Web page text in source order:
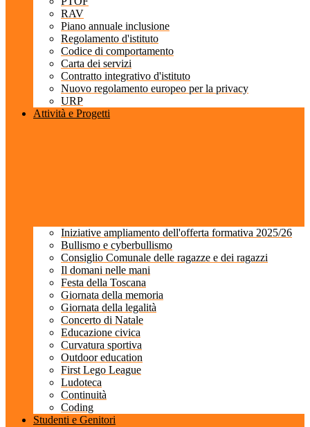
RAV
Piano annuale inclusione
Regolamento d'istituto
Codice di comportamento
Carta dei servizi
Contratto integrativo d'istituto
Nuovo regolamento europeo per la privacy
URP
Attività e Progetti
Iniziative ampliamento dell'offerta formativa 2025/26
Bullismo e cyberbullismo
Consiglio Comunale delle ragazze e dei ragazzi
Il domani nelle mani
Festa della Toscana
Giornata della memoria
Giornata della legalità
Concerto di Natale
Educazione civica
Curvatura sportiva
Outdoor education
First Lego League
Ludoteca
Continuità
Coding
Studenti e Genitori